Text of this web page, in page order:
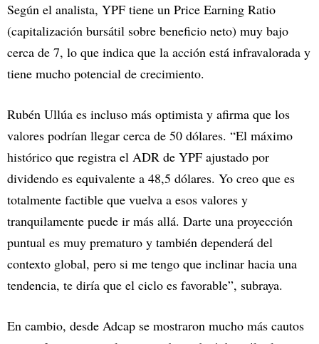
Según el analista, YPF tiene un Price Earning Ratio
(capitalización bursátil sobre beneficio neto) muy bajo
cerca de 7, lo que indica que la acción está infravalorada y
tiene mucho potencial de crecimiento.
Rubén Ullúa es incluso más optimista y afirma que los
valores podrían llegar cerca de 50 dólares. “El máximo
histórico que registra el ADR de YPF ajustado por
dividendo es equivalente a 48,5 dólares. Yo creo que es
totalmente factible que vuelva a esos valores y
tranquilamente puede ir más allá. Darte una proyección
puntual es muy prematuro y también dependerá del
contexto global, pero si me tengo que inclinar hacia una
tendencia, te diría que el ciclo es favorable”, subraya.
En cambio, desde Adcap se mostraron mucho más cautos